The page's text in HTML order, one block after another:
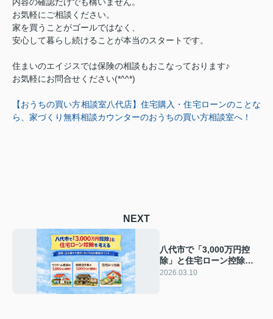
お気軽にご相談ください。
家を買うことがゴールではなく、
安心して暮らし続けることが本当のスタートです。
住まいのエイジスでは保険の相談もおこなっております♪
お気軽にお問合せください(*^^*)
【おうちの買い方相談室八代店】住宅購入・住宅ローンのことな
ら、家づくり無料相談カウンターのおうちの買い方相談室へ！
NEXT
八代市で「3,000万円控
除」と住宅ローン控除を
考える― 相続・住み替え
2026.03.10